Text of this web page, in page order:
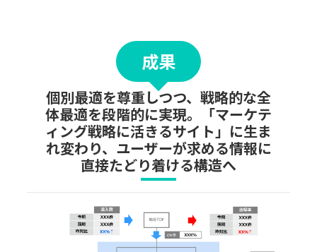
成果
個別最適を尊重しつつ、戦略的な全
体最適を段階的に実現。「マーケテ
ィング戦略に活きるサイト」に生ま
れ変わり、ユーザーが求める情報に
直接たどり着ける構造へ